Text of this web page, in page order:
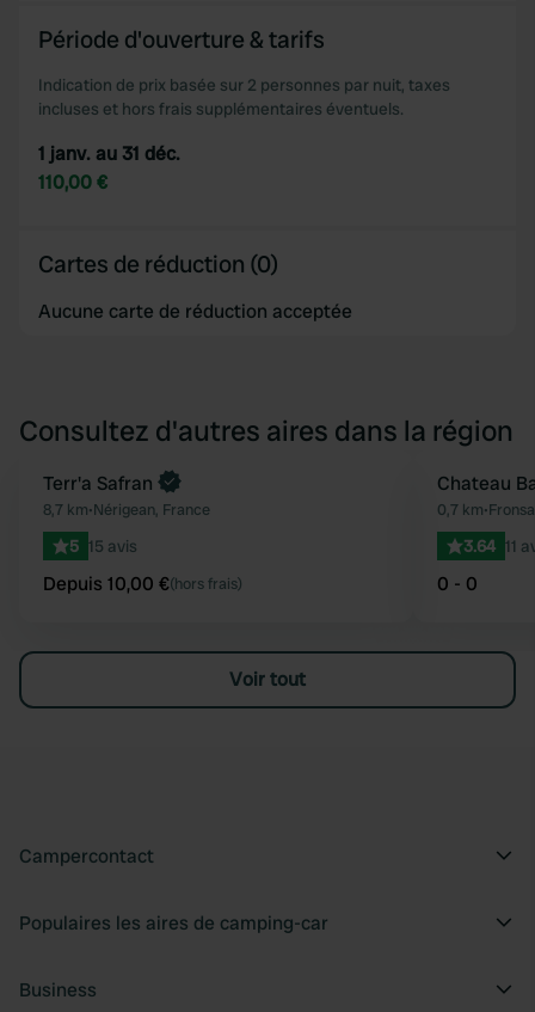
Période d'ouverture & tarifs
Indication de prix basée sur 2 personnes par nuit, taxes
incluses et hors frais supplémentaires éventuels.
1 janv. au 31 déc.
110,00 €
Cartes de réduction (0)
Aucune carte de réduction acceptée
Consultez d'autres aires dans la région
Préféré
Reserve maintenant
Terr'a Safran
8,7 km•Nérigean, France
5 15 avis
Depuis 10,00 €(hors frais)
Chateau
0,7 km•
3.64 11
0 - 0
Voir tout
Campercontact
Populaires les aires de camping-car
Business